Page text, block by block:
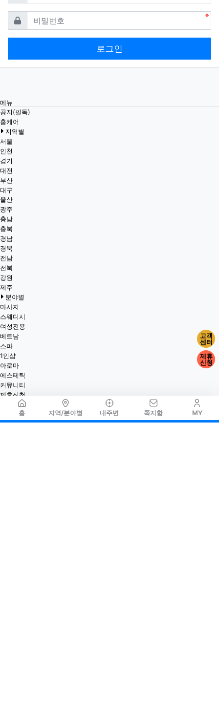
홈 지역/분야별 내주변 쪽지함 MY
비밀번호
로그인
메뉴
공지(필독)
홈케어
지역별
서울
인천
경기
대전
부산
대구
울산
광주
충남
충북
경남
경북
전남
전북
강원
제주
분야별
마사지
스웨디시
여성전용
베트남
스파
1인샵
아로마
에스테틱
커뮤니티
제휴신청
고객
센터
제휴
신청